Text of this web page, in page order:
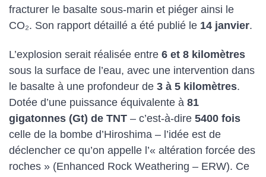
fracturer le basalte sous-marin et piéger ainsi le
CO₂. Son rapport détaillé a été publié le 14 janvier.
L’explosion serait réalisée entre 6 et 8 kilomètres
sous la surface de l’eau, avec une intervention dans
le basalte à une profondeur de 3 à 5 kilomètres.
Dotée d’une puissance équivalente à 81
gigatonnes (Gt) de TNT – c’est-à-dire 5400 fois
celle de la bombe d’Hiroshima – l’idée est de
déclencher ce qu’on appelle l’« altération forcée des
roches » (Enhanced Rock Weathering – ERW). Ce